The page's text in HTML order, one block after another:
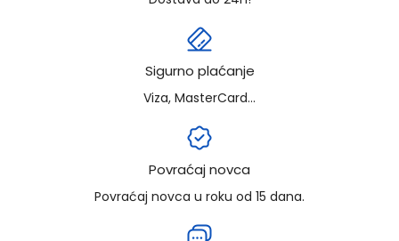
Sigurno plaćanje
Viza, MasterCard...
Povraćaj novca
Povraćaj novca u roku od 15 dana.